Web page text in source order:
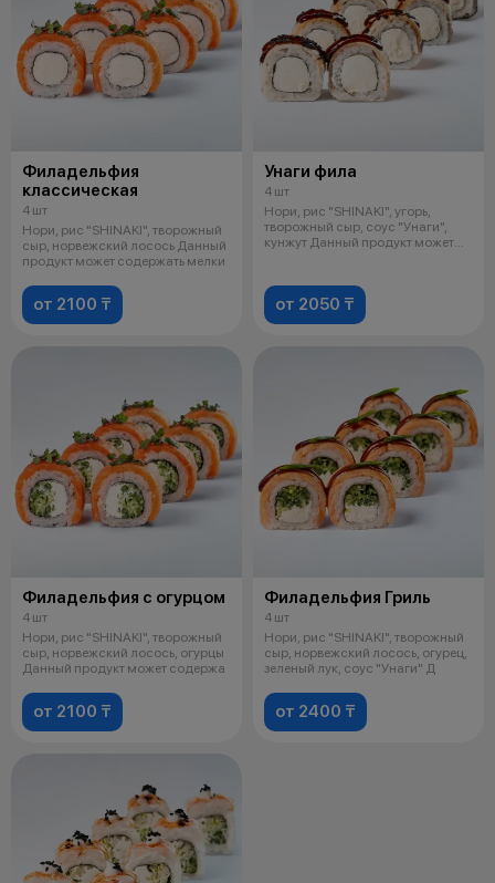
Филадельфия
классическая
4 шт
Нори, рис "SHINAKI", творожный
сыр, норвежский лосось Данный
продукт может содержать мелки
от 2100 ₸
Унаги фила
4 шт
Нори, рис "SHINAKI", угорь,
творожный сыр, соус "Унаги",
кунжут Данный продукт может
от 2050 ₸
Филадельфия с огурцом
4 шт
Нори, рис "SHINAKI", творожный
сыр, норвежский лосось, огурцы
Данный продукт может содержа
от 2100 ₸
Филадельфия Гриль
4 шт
Нори, рис "SHINAKI", творожный
сыр, норвежский лосось, огурец,
зеленый лук, соус "Унаги" Д
от 2400 ₸